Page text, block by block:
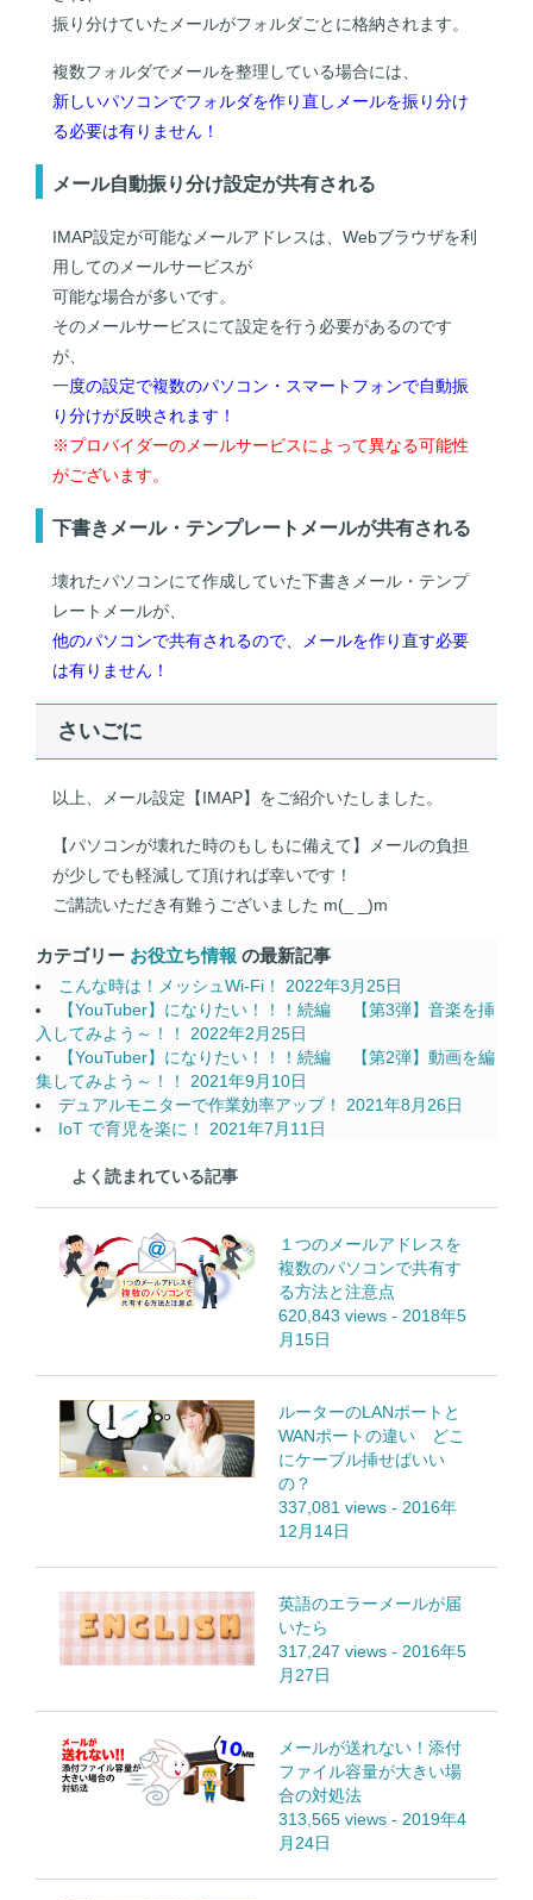
振り分けていたメールがフォルダごとに格納されます。
複数フォルダでメールを整理している場合には、
新しいパソコンでフォルダを作り直しメールを振り分け
る必要は有りません！
メール自動振り分け設定が共有される
IMAP設定が可能なメールアドレスは、Webブラウザを利
用してのメールサービスが
可能な場合が多いです。
そのメールサービスにて設定を行う必要があるのです
が、
一度の設定で複数のパソコン・スマートフォンで自動振
り分けが反映されます！
※プロバイダーのメールサービスによって異なる可能性
がございます。
下書きメール・テンプレートメールが共有される
壊れたパソコンにて作成していた下書きメール・テンプ
レートメールが、
他のパソコンで共有されるので、メールを作り直す必要
は有りません！
さいごに
以上、メール設定【IMAP】をご紹介いたしました。
【パソコンが壊れた時のもしもに備えて】メールの負担
が少しでも軽減して頂ければ幸いです！
ご講読いただき有難うございました m(_ _)m
カテゴリー お役立ち情報 の最新記事
こんな時は！メッシュWi-Fi！ 2022年3月25日
【YouTuber】になりたい！！！続編 【第3弾】音楽を挿
入してみよう～！！ 2022年2月25日
【YouTuber】になりたい！！！続編 【第2弾】動画を編
集してみよう～！！ 2021年9月10日
デュアルモニターで作業効率アップ！ 2021年8月26日
IoT で育児を楽に！ 2021年7月11日
よく読まれている記事
１つのメールアドレスを
複数のパソコンで共有す
る方法と注意点
620,843 views - 2018年5
月15日
ルーターのLANポートと
WANポートの違い どこ
にケーブル挿せばいい
の？
337,081 views - 2016年
12月14日
英語のエラーメールが届
いたら
317,247 views - 2016年5
月27日
メールが送れない！添付
ファイル容量が大きい場
合の対処法
313,565 views - 2019年4
月24日